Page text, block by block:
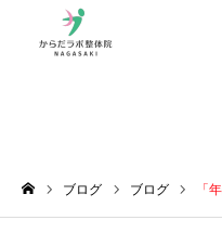
ブログ ブログ 「年